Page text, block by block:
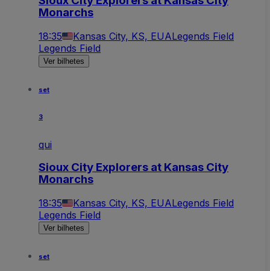
Monarchs
18:35 Kansas City, KS, EUALegends Field
Legends Field
Ver bilhetes
set
3
qui
Sioux City Explorers at Kansas City
Monarchs
18:35 Kansas City, KS, EUALegends Field
Legends Field
Ver bilhetes
set